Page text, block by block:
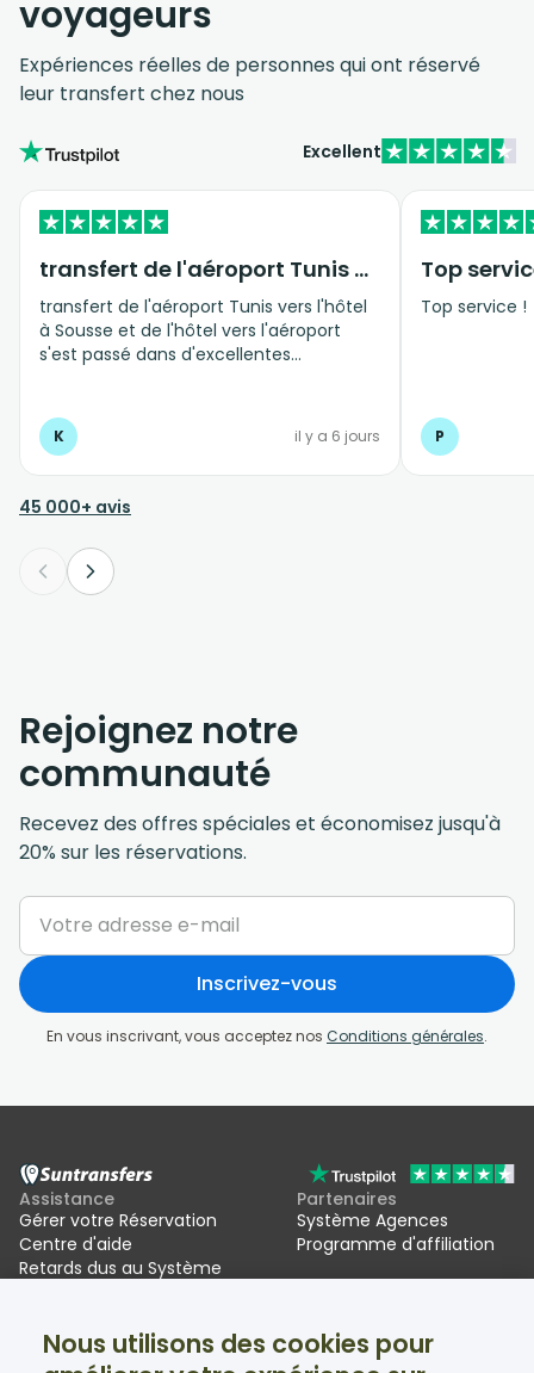
voyageurs
Expériences réelles de personnes qui ont réservé
leur transfert chez nous
Excellent
transfert de l'aéroport Tunis vers…
transfert de l'aéroport Tunis vers l'hôtel
à Sousse et de l'hôtel vers l'aéroport
s'est passé dans d'excellentes
K il y a 6 jours
Top
Top service !
P
45 000+ avis
Rejoignez notre
communauté
Recevez des offres spéciales et économisez jusqu'à
20% sur les réservations.
Inscrivez-vous
En vous inscrivant, vous acceptez nos Conditions générales.
Assistance
Gérer votre Réservation
Centre d'aide
Retards dus au Système
Partenaires
Système Agences
Programme d'affiliation
Suntransfers
Réseaux sociaux
Nous utilisons des cookies pour